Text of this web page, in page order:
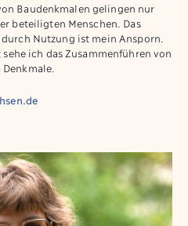
Baudenkmalen gelingen nur
beteiligten Menschen. Das
Nutzung ist mein Ansporn.
ich das Zusammenführen von